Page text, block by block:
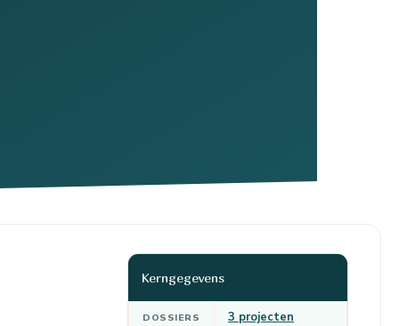
Kerngegevens
DOSSIERS 3 projecten